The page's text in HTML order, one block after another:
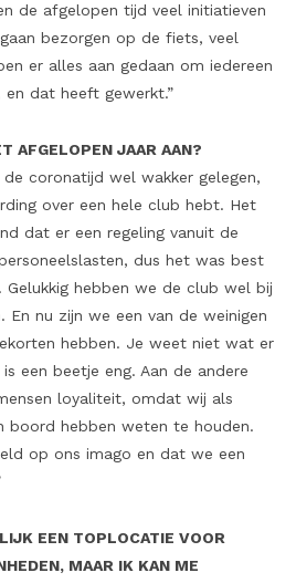
de afgelopen tijd veel initiatieven
bezorgen op de fiets, veel
er alles aan gedaan om iedereen
en dat heeft gewerkt.”
AFGELOPEN JAAR AAN?
de coronatijd wel wakker gelegen,
over een hele club hebt. Het
dat er een regeling vanuit de
dus het was best
Gelukkig hebben we de club wel bij
En nu zijn we een van de weinigen
hebben. Je weet niet wat er
een beetje eng. Aan de andere
loyaliteit, omdat wij als
boord hebben weten te houden.
op ons imago en dat we een
EEN TOPLOCATIE VOOR
MAAR IK KAN ME